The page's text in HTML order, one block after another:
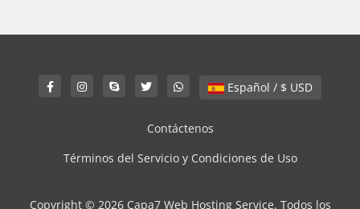
Español / $ USD
Contáctenos
Términos del Servicio y Condiciones de Uso
Copyright © 2026 Capa7 Web Hosting Service. Todos los